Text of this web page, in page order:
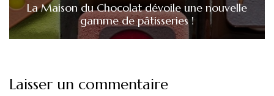
La Maison du Chocolat dévoile une nouvelle
gamme de pâtisseries !
Laisser un commentaire